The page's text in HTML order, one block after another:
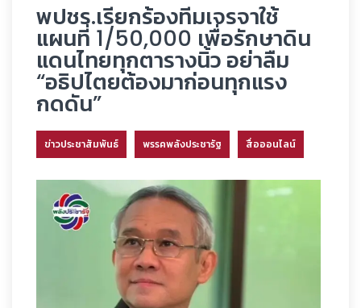
พปชร.เรียกร้องทีมเจรจาใช้
แผนที่ 1/50,000 เพื่อรักษาดิน
แดนไทยทุกตารางนิ้ว อย่าลืม
“อธิปไตยต้องมาก่อนทุกแรง
กดดัน”
ข่าวประชาสัมพันธ์ พรรคพลังประชารัฐ สื่อออนไลน์